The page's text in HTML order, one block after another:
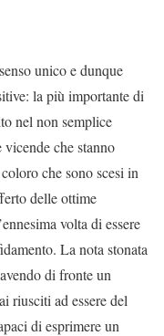
unico e dunque
la più importante di
nel non semplice
che stanno
che sono scesi in
delle ottime
volta di essere
La nota stonata
di fronte un
riusciti ad essere del
di esprimere un